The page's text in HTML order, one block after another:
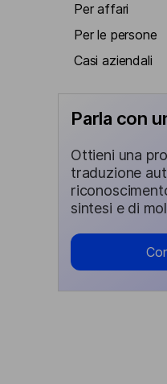
Per affari
Per le persone
Casi aziendali
Parla con
Ottieni una
traduzione
sintesi e di